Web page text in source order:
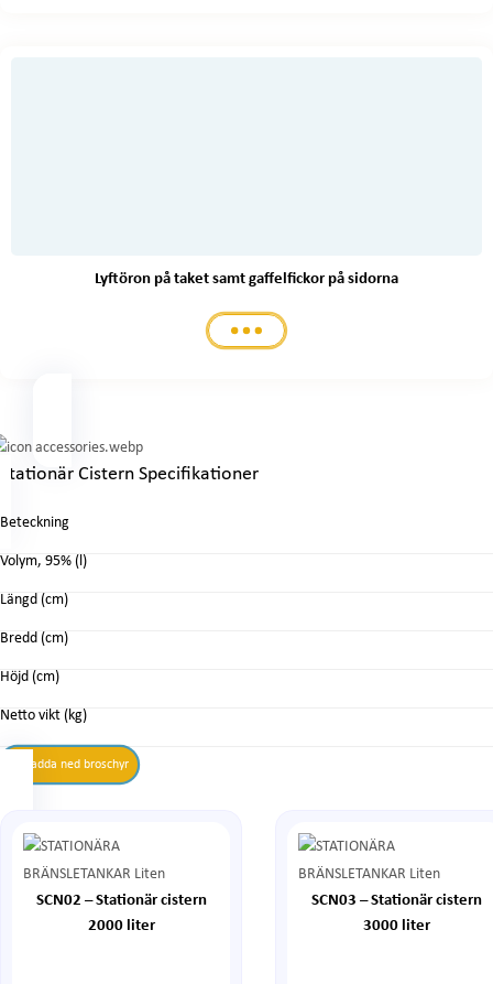
Lyftöron på taket samt gaffelfickor på sidorna
Stationär Cistern Specifikationer
Beteckning
Volym, 95% (l)
Längd (cm)
Bredd (cm)
Höjd (cm)
Netto vikt (kg)
Ladda ned broschyr
SCN02 – Stationär cistern
2000 liter
SCN03 – Stationär cistern
3000 liter